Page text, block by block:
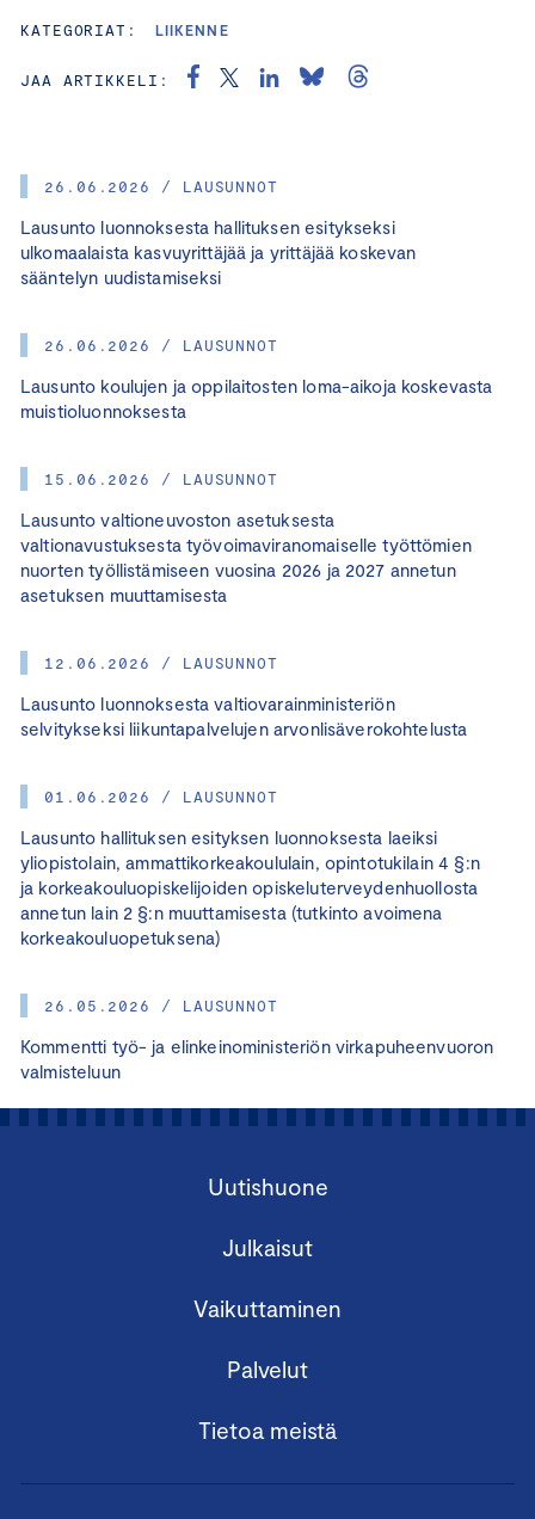
26.06.2026 / LAUSUNNOT
Lausunto luonnoksesta hallituksen esitykseksi
ulkomaalaista kasvuyrittäjää ja yrittäjää koskevan
sääntelyn uudistamiseksi
26.06.2026 / LAUSUNNOT
Lausunto koulujen ja oppilaitosten loma-aikoja koskevasta
muistioluonnoksesta
15.06.2026 / LAUSUNNOT
Lausunto valtioneuvoston asetuksesta
valtionavustuksesta työvoimaviranomaiselle työttömien
nuorten työllistämiseen vuosina 2026 ja 2027 annetun
asetuksen muuttamisesta
12.06.2026 / LAUSUNNOT
Lausunto luonnoksesta valtiovarainministeriön
selvitykseksi liikuntapalvelujen arvonlisäverokohtelusta
01.06.2026 / LAUSUNNOT
Lausunto hallituksen esityksen luonnoksesta laeiksi
yliopistolain, ammattikorkeakoululain, opintotukilain 4 §:n
ja korkeakouluopiskelijoiden opiskeluterveydenhuollosta
annetun lain 2 §:n muuttamisesta (tutkinto avoimena
korkeakouluopetuksena)
26.05.2026 / LAUSUNNOT
Kommentti työ- ja elinkeinoministeriön virkapuheenvuoron
valmisteluun
KATEGORIAT: LIIKENNE
JAA ARTIKKELI:
Uutishuone
Julkaisut
Vaikuttaminen
Palvelut
Tietoa meistä